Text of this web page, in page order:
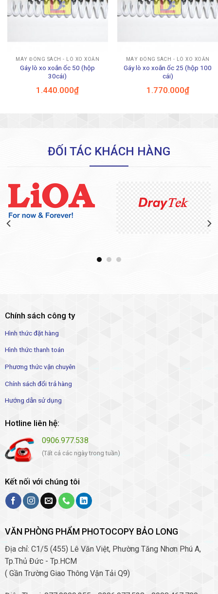
MÁY ĐÓNG SÁCH - LÒ XO XOẮN
Gáy lò xo xoắn ốc 50 (hộp
30cái)
1.440.000₫
MÁY ĐÓNG SÁCH - LÒ XO XOẮN
Gáy lò xo xoắn ốc 25 (hộp 100
cái)
1.770.000₫
ĐỐI TÁC KHÁCH HÀNG
Chính sách công ty
Hình thức đặt hàng
Hình thức thanh toán
Phương thức vận chuyên
Chính sách đổi trả hàng
Hướng dẫn sử dụng
Hotline liên hệ:
0906.977.538
(Tất cả các ngày trong tuần)
Kết nối với chúng tôi
VĂN PHÒNG PHẨM PHOTOCOPY BẢO LONG
Địa chỉ: C1/5 (455) Lê Văn Việt, Phường Tăng Nhơn Phú A,
Tp.Thủ Đức - Tp.HCM
( Gần Trường Giao Thông Vận Tải Q9)